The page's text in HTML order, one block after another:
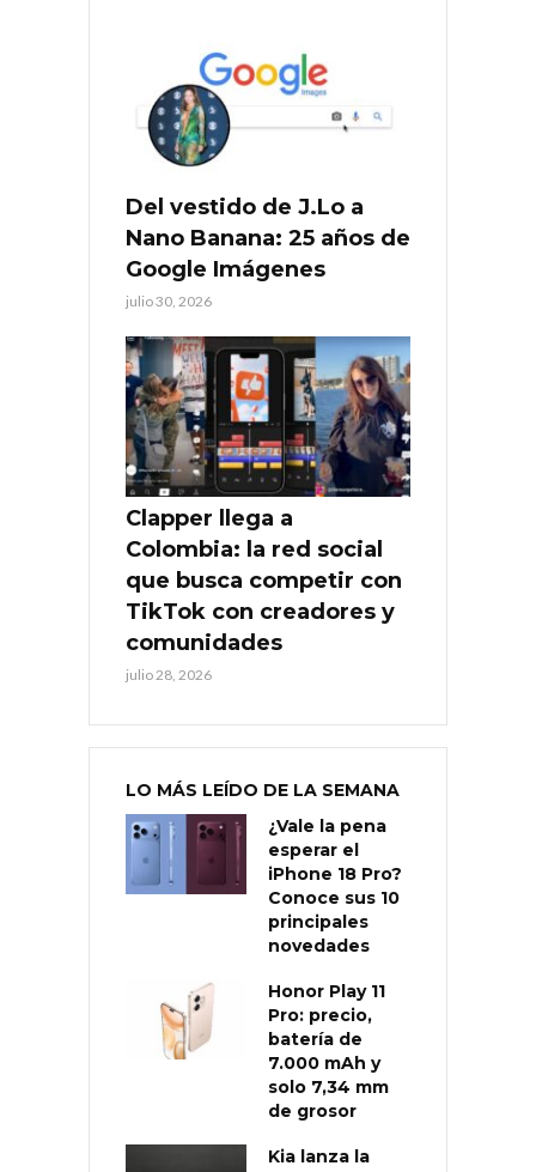
Del vestido de J.Lo a
Nano Banana: 25 años de
Google Imágenes
julio 30, 2026
Clapper llega a
Colombia: la red social
que busca competir con
TikTok con creadores y
comunidades
julio 28, 2026
LO MÁS LEÍDO DE LA SEMANA
¿Vale la pena
esperar el
iPhone 18 Pro?
Conoce sus 10
principales
novedades
Honor Play 11
Pro: precio,
batería de
7.000 mAh y
solo 7,34 mm
de grosor
Kia lanza la